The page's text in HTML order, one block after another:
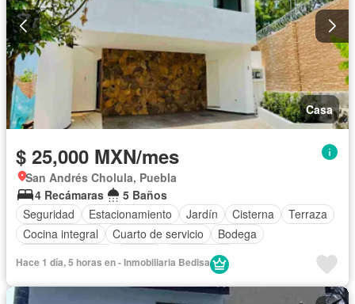
Casa
$ 25,000 MXN/mes
San Andrés Cholula, Puebla
4 Recámaras
5 Baños
Seguridad
Estacionamiento Jardín Cisterna
Terraza
Cocina integral
Cuarto de servicio
Bodega
Electricidad
Caseta de vigilancia
Despacho
Recámara con closet Sin amueblar
Hace 1 día, 5 horas en - Inmobiliaria Bedisa